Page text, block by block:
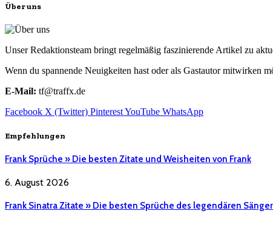
Über uns
Unser Redaktionsteam bringt regelmäßig faszinierende Artikel zu
Wenn du spannende Neuigkeiten hast oder als Gastautor mitwirken
E-Mail: tf@traffx.de
Facebook X (Twitter) PinterestYouTube WhatsApp
Empfehlungen
Frank Sprüche » Die besten Zitate und Weisheiten von Frank
6. August 2026
Frank Sinatra Zitate » Die besten Sprüche des legendären